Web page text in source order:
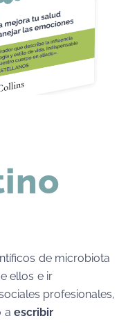
de microbiota
ellos e ir
profesionales,
aescribir